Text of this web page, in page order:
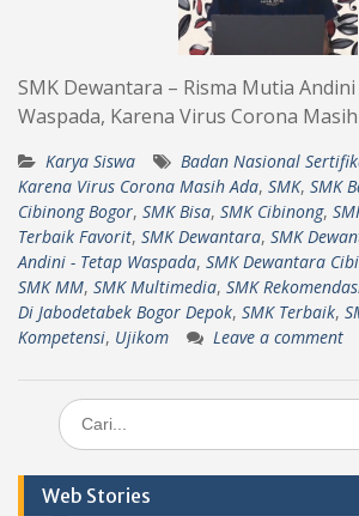
SMK Dewantara – Risma Mutia
Waspada, Karena Virus Corona
Karya Siswa Badan Nasional
Karena Virus Corona Masih Ada, SMK, SMK
Cibinong Bogor, SMK Bisa, SMK Cibinong,
Terbaik Favorit, SMK Dewantara, SMK
Andini - Tetap Waspada, SMK Dewantara
SMK MM, SMK Multimedia, SMK
Di Jabodetabek Bogor Depok, SMK Terbaik,
Kompetensi, Ujikom Leave a comment
Search
for:
Web Stories